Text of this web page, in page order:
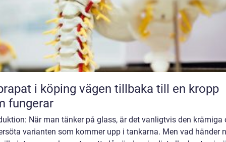
köping vägen tillbaka till en kropp
fungerar
När man tänker på glass, är det vanligtvis den krämiga
varianten som kommer upp i tankarna. Men vad händer